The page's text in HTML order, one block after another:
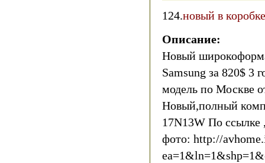
124.новый в
Описание:
Новый
Samsung за 820$ 3
модель по Москве
Новый,полный
17N13W По ссылке
фото: http://